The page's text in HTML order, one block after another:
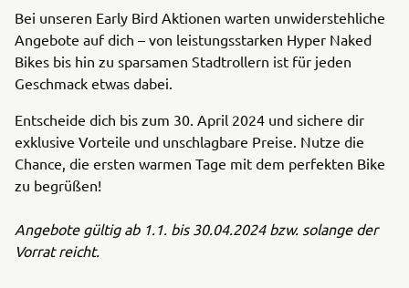
Bei unseren Early Bird Aktionen warten unwiderstehliche
Angebote auf dich – von leistungsstarken Hyper Naked
Bikes bis hin zu sparsamen Stadtrollern ist für jeden
Geschmack etwas dabei.
Entscheide dich bis zum 30. April 2024 und sichere dir
exklusive Vorteile und unschlagbare Preise. Nutze die
Chance, die ersten warmen Tage mit dem perfekten Bike
zu begrüßen!
Angebote gültig ab 1.1. bis 30.04.2024 bzw. solange der
Vorrat reicht.